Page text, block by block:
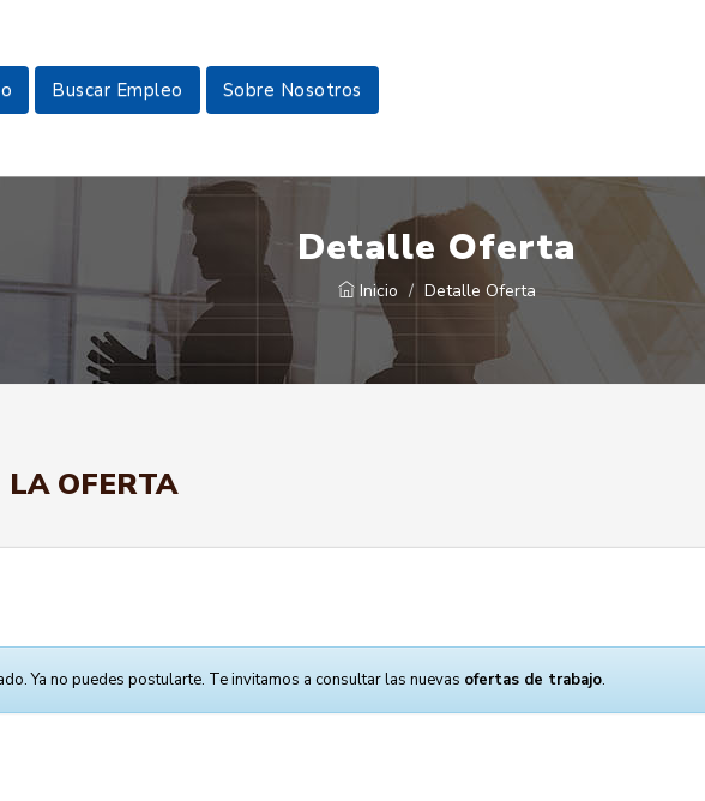
Buscar Empleo Sobre Nosotros
Detalle Oferta
Inicio Detalle Oferta
OFERTA
Ya no puedes postularte. Te invitamos a consultar las nuevas ofertas de trabajo.